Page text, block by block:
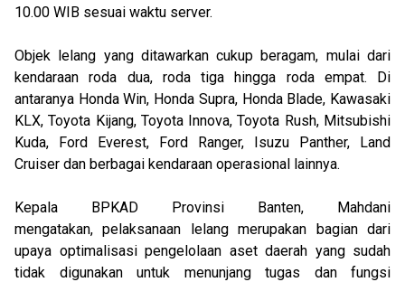
10.00 WIB sesuai waktu server.
Objek lelang yang ditawarkan cukup beragam, mulai dari
kendaraan roda dua, roda tiga hingga roda empat. Di
antaranya Honda Win, Honda Supra, Honda Blade, Kawasaki
KLX, Toyota Kijang, Toyota Innova, Toyota Rush, Mitsubishi
Kuda, Ford Everest, Ford Ranger, Isuzu Panther, Land
Cruiser dan berbagai kendaraan operasional lainnya.
Kepala BPKAD Provinsi Banten, Mahdani
mengatakan, pelaksanaan lelang merupakan bagian dari
upaya optimalisasi pengelolaan aset daerah yang sudah
tidak digunakan untuk menunjang tugas dan fungsi